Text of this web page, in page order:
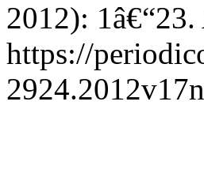
2012): 1â€“23.
https://